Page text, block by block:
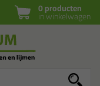
0 producten
in winkelwagen